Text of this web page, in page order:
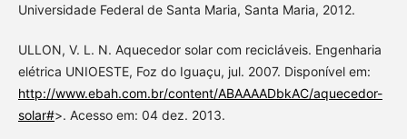
Universidade Federal de Santa Maria, Santa Maria, 2012.
ULLON, V. L. N. Aquecedor solar com recicláveis. Engenharia
elétrica UNIOESTE, Foz do Iguaçu, jul. 2007. Disponível em:
http://www.ebah.com.br/content/ABAAAADbkAC/aquecedor-
solar#>. Acesso em: 04 dez. 2013.